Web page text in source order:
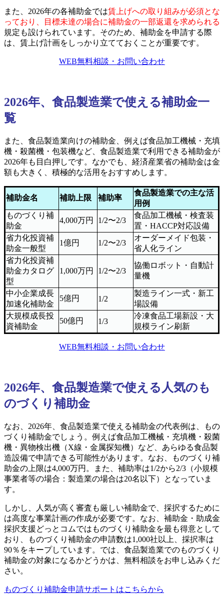
また、2026年の各補助金では賃上げへの取り組みが必須とな
っており、目標未達の場合に補助金の一部返還を求められる
規定も設けられています。そのため、補助金を申請する際
は、賃上げ計画をしっかり立てておくことが重要です。
WEB無料相談・お問い合わせ
2026年、食品製造業で使える補助金一
覧
また、食品製造業向けの補助金、例えば食品加工機械・充填
機・殺菌機・包装機など、食品製造業で利用できる補助金が
2026年も目白押しです。なかでも、経済産業省の補助金は金
額も大きく、積極的な活用をおすすめします。
補助金名 補助上限 補助率
食品製造業での主な活
用例
ものづくり補
助金
4,000万円 1/2〜2/3
食品加工機械・検査装
置・HACCP対応設備
省力化投資補
助金一般型
1億円 1/2〜2/3
オーダーメイド包装・
省人化ライン
省力化投資補
助金カタログ
型
1,000万円 1/2〜2/3
協働ロボット・自動計
量機
中小企業成長
加速化補助金
5億円 1/2
製造ライン一式・新工
場設備
大規模成長投
資補助金
50億円 1/3
冷凍食品工場新設・大
規模ライン刷新
WEB無料相談・お問い合わせ
2026年、食品製造業で使える人気のも
のづくり補助金
なお、2026年、食品製造業で使える補助金の代表例は、もの
づくり補助金でしょう。例えば食品加工機械・充填機・殺菌
機・異物検出機（X線・金属探知機）など、あらゆる食品製
造設備で申請できる可能性があります。なお、ものづくり補
助金の上限は4,000万円。また、補助率は1/2から2/3（小規模
事業者等の場合：製造業の場合は20名以下）となっていま
す。
しかし、人気が高く審査も厳しい補助金で、採択するために
は高度な事業計画の作成が必要です。なお、補助金・助成金
採択支援どっとコムではものづくり補助金を最も得意として
おり、ものづくり補助金の申請数は1,000社以上、採択率は
90％をキープしています。では、食品製造業でのものづくり
補助金の対象になるかどうかは、無料相談をお申し込みくだ
さい。
ものづくり補助金申請サポートはこちらから